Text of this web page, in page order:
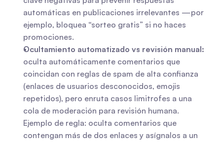
automáticas en publicaciones irrelevantes —por
ejemplo, bloquea “sorteo gratis” si no haces
promociones.
Ocultamiento automatizado vs revisión manual:
oculta automáticamente comentarios que
coincidan con reglas de spam de alta confianza
(enlaces de usuarios desconocidos, emojis
repetidos), pero enruta casos limitrofes a una
cola de moderación para revisión humana.
Ejemplo de regla: oculta comentarios que
contengan más de dos enlaces y asígnalos a un